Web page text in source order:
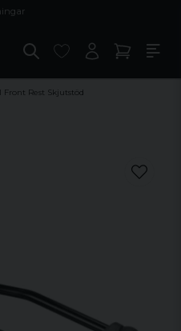
Rest Skjutstöd